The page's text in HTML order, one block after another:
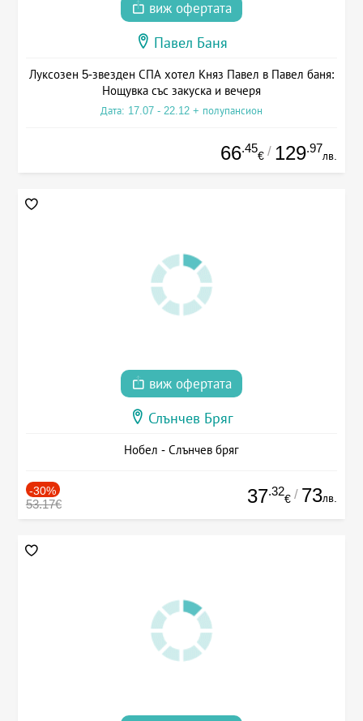
виж офертата
Павел Баня
Луксозен 5-звезден СПА хотел Княз Павел в Павел баня:
Нощувка със закуска и вечеря
Дата: 17.07 - 22.12 + полупансион
66.45
€ / 129.97
лв.
виж офертата
Слънчев Бряг
Нобел - Слънчев бряг
-30%
53.17€ 37.32
€ / 73лв.